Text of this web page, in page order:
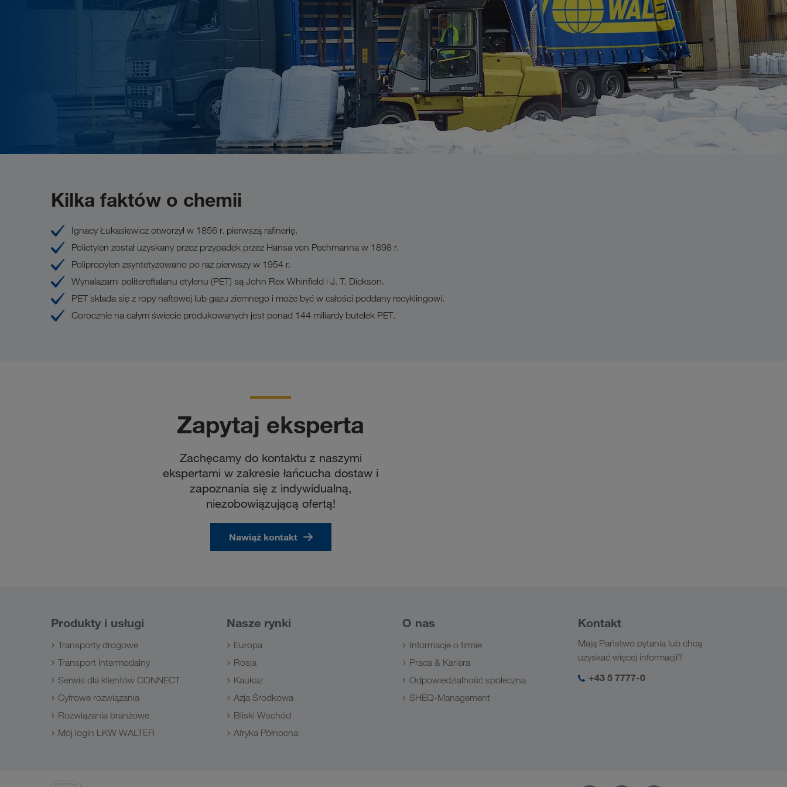
Kilka faktów o chemii
Ignacy Łukasiewicz otworzył w 1856 r. pierwszą rafinerię.
Polietylen został uzyskany przez przypadek przez Hansa von Pechmanna w 1898 r.
Polipropylen zsyntetyzowano po raz pierwszy w 1954 r.
Wynalazami politereftalanu etylenu (PET) są John Rex Whinfield i J. T. Dickson.
PET składa się z ropy naftowej lub gazu ziemnego i może być w całości poddany recyklingowi.
Corocznie na całym świecie produkowanych jest ponad 144 miliardy butelek PET.
Zapytaj eksperta
Zachęcamy do kontaktu z naszymi
ekspertami w zakresie łańcucha dostaw i
zapoznania się z indywidualną,
niezobowiązującą ofertą!
Nawiąż kontakt
Produkty i usługi
Transporty drogowe
Transport intermodalny
Serwis dla klientów CONNECT
Cyfrowe rozwiązania
Rozwiązania branżowe
Mój login LKW WALTER
Nasze rynki
Europa
Rosja
Kaukaz
Azja Środkowa
Bliski Wschód
Afryka Północna
O nas
Informacje o firmie
Praca & Kariera
Odpowiedzialność społeczna
SHEQ-Management
Kontakt
Mają Państwo pytania lub chcą
uzyskać więcej informacji?
+43 5 7777-0